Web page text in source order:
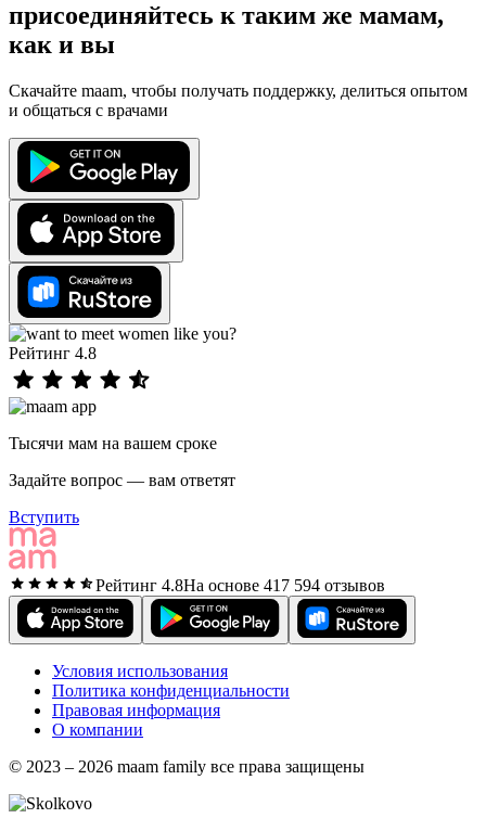
присоединяйтесь к таким же мамам,
как и вы
Скачайте maam, чтобы получать поддержку, делиться опытом
и общаться с врачами
Рейтинг 4.8
Тысячи мам на вашем сроке
Задайте вопрос — вам ответят
Вступить
Рейтинг 4.8На основе 417 594 отзывов
Условия использования
Политика конфиденциальности
Правовая информация
О компании
© 2023 – 2026 maam family все права защищены